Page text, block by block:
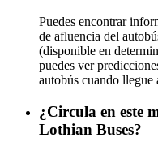
Puedes encontrar
de afluencia del
(disponible en
puedes ver
autobús cuando llegue
¿Circula en este
Lothian Buses?